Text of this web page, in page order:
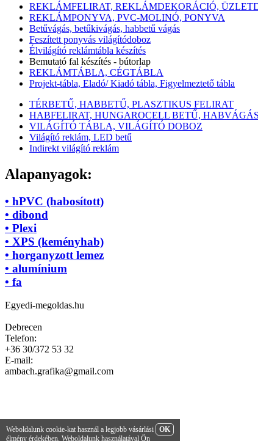
REKLÁMFELIRAT, REKLÁMDEKORÁCIÓ,
REKLÁMPONYVA, PVC-MOLINÓ, PONYVA
Betűvágás, betűkivágás, habbetű vágás
Feszített ponyvás világítódoboz
Élvilágító reklámtábla készítés
Bemutató fal készítés - bútorlap
REKLÁMTÁBLA, CÉGTÁBLA
Projekt-tábla, Eladó/ Kiadó tábla, Figyelmeztető tábla
TÉRBETŰ, HABBETŰ, PLASZTIKUS FELIRAT
HABFELIRAT, HUNGAROCELL BETŰ,
VILÁGÍTÓ TÁBLA, VILÁGÍTÓ DOBOZ
Világító reklám, LED betű
Indirekt világító reklám
Alapanyagok:
• hPVC (habosított)
• dibond
• Plexi
• XPS (keményhab)
• horganyzott lemez
• alumínium
• fa
Egyedi-megoldas.hu
Debrecen
Telefon:
+36 30/372 53 32
E-mail:
ambach.grafika@gmail.com
OK
Weboldalunk cookie-kat használ a legjobb vásárlási
élmény érdekében. Weboldalunk használatával Ön